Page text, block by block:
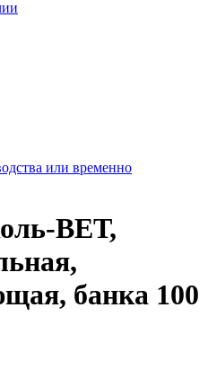
или временно
ВЕТ,
банка 100